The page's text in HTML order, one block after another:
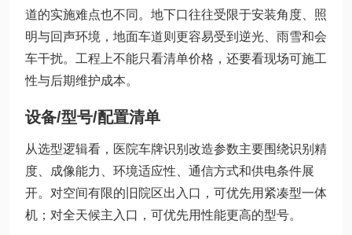
道的实施难点也不同。地下口往往受限于安装角度、照
明与回声环境，地面车道则更容易受到逆光、雨雪和会
车干扰。工程上不能只看清单价格，还要看现场可施工
性与后期维护成本。
设备/型号/配置清单
从选型逻辑看，医院车牌识别改造参数主要围绕识别精
度、成像能力、环境适应性、通信方式和供电条件展
开。对空间有限的旧院区出入口，可优先用紧凑型一体
机；对全天候主入口，可优先用性能更高的型号。